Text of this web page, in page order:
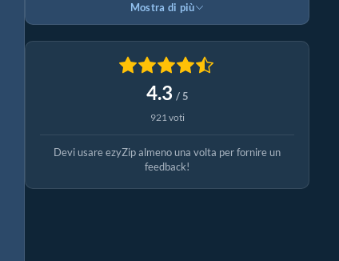
Mostra di più
4.3 / 5
921 voti
Devi usare ezyZip almeno una volta per fornire un
feedback!